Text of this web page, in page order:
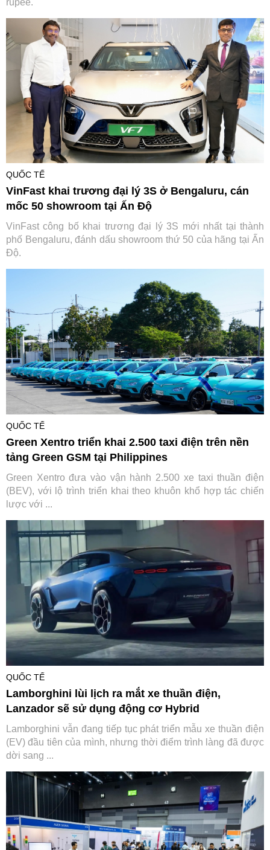
QUỐC TẾ
VinFast khai trương đại lý 3S ở Bengaluru, cán
mốc 50 showroom tại Ấn Độ
VinFast công bố khai trương đại lý 3S mới nhất tại thành
phố Bengaluru, đánh dấu showroom thứ 50 của hãng tại Ấn
Độ.
QUỐC TẾ
Green Xentro triển khai 2.500 taxi điện trên nền
tảng Green GSM tại Philippines
Green Xentro đưa vào vận hành 2.500 xe taxi thuần điện
(BEV), với lộ trình triển khai theo khuôn khổ hợp tác chiến
lược với ...
QUỐC TẾ
Lamborghini lùi lịch ra mắt xe thuần điện,
Lanzador sẽ sử dụng động cơ Hybrid
Lamborghini vẫn đang tiếp tục phát triển mẫu xe thuần điện
(EV) đầu tiên của mình, nhưng thời điểm trình làng đã được
dời sang ...